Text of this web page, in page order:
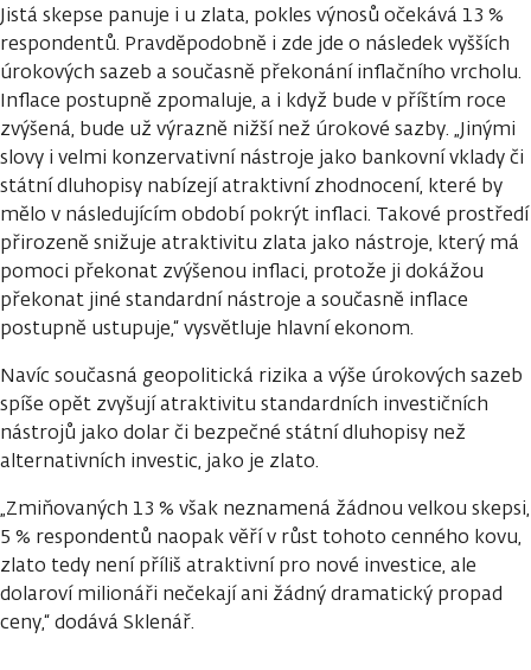
Jistá skepse panuje i u zlata, pokles výnosů očekává 13 %
respondentů. Pravděpodobně i zde jde o následek vyšších
úrokových sazeb a současně překonání inflačního vrcholu.
Inflace postupně zpomaluje, a i když bude v příštím roce
zvýšená, bude už výrazně nižší než úrokové sazby. „Jinými
slovy i velmi konzervativní nástroje jako bankovní vklady či
státní dluhopisy nabízejí atraktivní zhodnocení, které by
mělo v následujícím období pokrýt inflaci. Takové prostředí
přirozeně snižuje atraktivitu zlata jako nástroje, který má
pomoci překonat zvýšenou inflaci, protože ji dokážou
překonat jiné standardní nástroje a současně inflace
postupně ustupuje,“ vysvětluje hlavní ekonom.
Navíc současná geopolitická rizika a výše úrokových sazeb
spíše opět zvyšují atraktivitu standardních investičních
nástrojů jako dolar či bezpečné státní dluhopisy než
alternativních investic, jako je zlato.
„Zmiňovaných 13 % však neznamená žádnou velkou skepsi,
5 % respondentů naopak věří v růst tohoto cenného kovu,
zlato tedy není příliš atraktivní pro nové investice, ale
dolaroví milionáři nečekají ani žádný dramatický propad
ceny,“ dodává Sklenář.